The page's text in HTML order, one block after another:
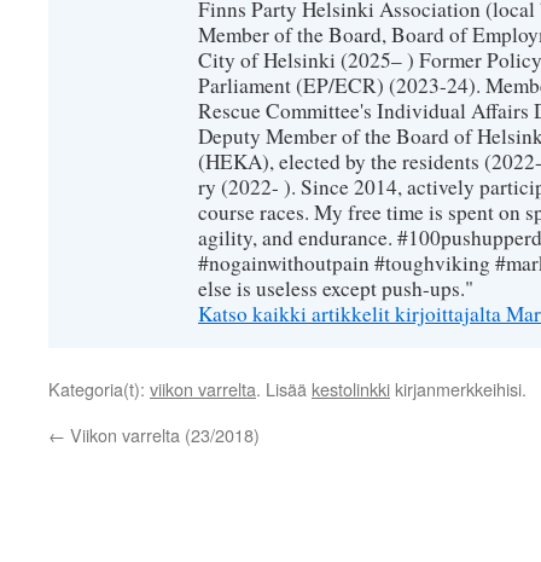
Finns Party Helsinki Association
Member of the Board, Board of
City of Helsinki (2025– ) Former
Parliament (EP/ECR) (2023-24).
Rescue Committee's Individual Affairs
Deputy Member of the Board of
(HEKA), elected by the residents
ry (2022- ). Since 2014, actively
course races. My free time is spent on
agility, and endurance.
#nogainwithoutpain #toughviking
else is useless except push-ups."
Katso kaikki artikkelit kirjoittajalta
Kategoria(t): viikon varrelta. Lisää kestolinkki kirjanmerkkeihisi.
← Viikon varrelta (23/2018)